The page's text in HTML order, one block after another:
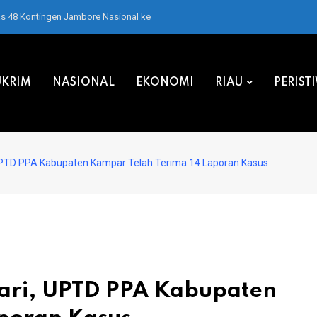
48 Kontingen Jambore Nasional ke Cibubur
NASIONAL EKONOMI RIAU
PPA Kabupaten Kampar Telah Terima 14 Laporan Kasus
UPTD PPA Kabupaten